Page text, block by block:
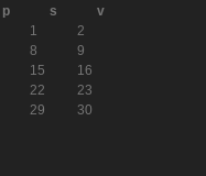
p s
v
1
2
8
9
15
16
22
23
29
30